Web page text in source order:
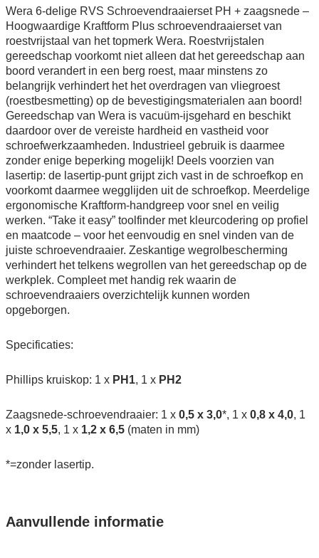
Wera 6-delige RVS Schroevendraaierset PH + zaagsnede –
Hoogwaardige Kraftform Plus schroevendraaierset van
roestvrijstaal van het topmerk Wera. Roestvrijstalen
gereedschap voorkomt niet alleen dat het gereedschap aan
boord verandert in een berg roest, maar minstens zo
belangrijk verhindert het het overdragen van vliegroest
(roestbesmetting) op de bevestigingsmaterialen aan boord!
Gereedschap van Wera is vacuüm-ijsgehard en beschikt
daardoor over de vereiste hardheid en vastheid voor
schroefwerkzaamheden. Industrieel gebruik is daarmee
zonder enige beperking mogelijk! Deels voorzien van
lasertip: de lasertip-punt grijpt zich vast in de schroefkop en
voorkomt daarmee wegglijden uit de schroefkop. Meerdelige
ergonomische Kraftform-handgreep voor snel en veilig
werken. “Take it easy” toolfinder met kleurcodering op profiel
en maatcode – voor het eenvoudig en snel vinden van de
juiste schroevendraaier. Zeskantige wegrolbescherming
verhindert het telkens wegrollen van het gereedschap op de
werkplek. Compleet met handig rek waarin de
schroevendraaiers overzichtelijk kunnen worden
opgeborgen.
Specificaties:
Phillips kruiskop: 1 x PH1, 1 x PH2
Zaagsnede-schroevendraaier: 1 x 0,5 x 3,0*, 1 x 0,8 x 4,0, 1
x 1,0 x 5,5, 1 x 1,2 x 6,5 (maten in mm)
*=zonder lasertip.
Aanvullende informatie